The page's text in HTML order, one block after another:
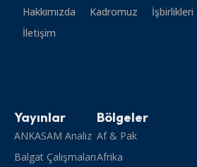
Hakkımızda Kadromuz İşbirlikleri
İletişim
Yayınlar
ANKASAM Analiz
Balgat Çalışmaları
Bölgeler
Af & Pak
Afrika